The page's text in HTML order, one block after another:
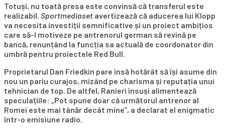
Totuși, nu toată presa este convinsă că transferul este
realizabil. Sportmediaset avertizează că aducerea lui Klopp
va necesita investiții semnificative și un proiect ambițios
care să-l motiveze pe antrenorul german să revină pe
bancă, renunțând la funcția sa actuală de coordonator din
umbră pentru proiectele Red Bull.
Proprietarul Dan Friedkin pare însă hotărât să își asume din
nou un pariu curajos, mizând pe charisma și reputația unui
tehnician de top. De altfel, Ranieri însuși alimentează
speculațiile: „Pot spune doar că următorul antrenor al
Romei este mai tânăr decât mine”, a declarat el enigmatic
într-o emisiune radio.